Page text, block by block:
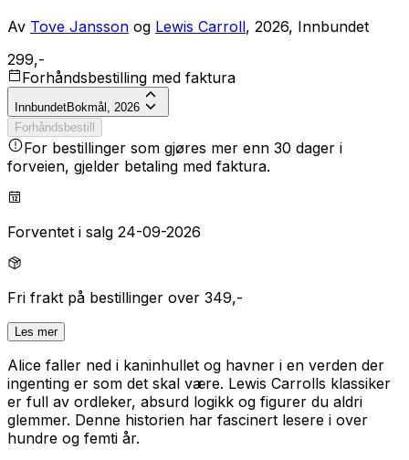
Av Tove Jansson og Lewis Carroll, 2026, Innbundet
299,-
Forhåndsbestilling med faktura
InnbundetBokmål, 2026
Forhåndsbestill
For bestillinger som gjøres mer enn 30 dager i
forveien, gjelder betaling med faktura.
Forventet i salg 24-09-2026
Fri frakt på bestillinger over 349,-
Les mer
Alice faller ned i kaninhullet og havner i en verden der
ingenting er som det skal være. Lewis Carrolls klassiker
er full av ordleker, absurd logikk og figurer du aldri
glemmer. Denne historien har fascinert lesere i over
hundre og femti år.